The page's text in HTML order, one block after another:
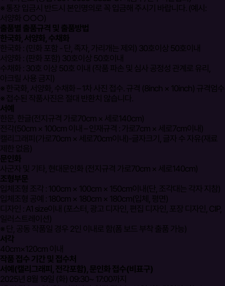
※ 통장 입금시 반드시 본인명의로 꼭 입금해 주시기 바랍니다. (예시:
서양화 ○○○)
출품별 출품규격 및 출품방법
한국화, 서양화, 수채화
한국화 : (민화 포함 - 단, 족자, 가리개는 제외) 30호이상 50호이내
서양화 : (판화 포함) 30호이상 50호이내
수채화 : 30호 이상 50호 이내 (작품 파손 및 심사 공정성 관계로 유리,
아크릴 사용 금지)
※ 한국화, 서양화, 수채화 – 1차 사진 접수. 규격 (8inch × 10inch) 규격엄수
※ 접수된 작품사진은 절대 반환치 않습니다.
서예
한문, 한글(전지규격 가로70cm × 세로140cm)
전각(50cm × 100cm 이내 – 인재규격 : 가로7cm × 세로7cm이내)
캘리그래피(가로70cm × 세로70cm이내)-글자크기, 글자 수 자유(재료
제한 없음)
문인화
사군자 및 기타, 현대문인화 (전지규격 가로70cm × 세로140cm)
조형부문
입체조형 조각 : 100cm × 100cm × 150cm이내(단, 조각대는 각자 지참)
입체조형 공예 : 180cm × 180cm × 180cm(입체, 평면)
디자인 : A1 size이내 (포스터, 광고 디자인, 편집 디자인, 포장 디자인, CIP,
일러스트레이션)
※ 단, 공동 작품일 경우 2인 이내로 함(폼 보드 부착 출품 가능)
서각
40cm×120cm 이내
작품 접수 기간 및 접수처
서예(캘리그래피, 전각포함), 문인화 접수(비표구)
2025년 8월 19일 (화) 09:30~ 17:00까지